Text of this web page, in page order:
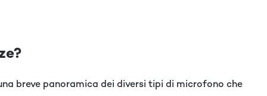
breve panoramica dei diversi tipi di microfono che